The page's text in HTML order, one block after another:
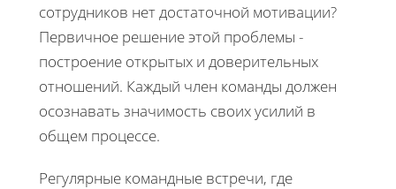
сотрудников нет достаточной мотивации?
Первичное решение этой проблемы -
построение открытых и доверительных
отношений. Каждый член команды должен
осознавать значимость своих усилий в
общем процессе.
Регулярные командные встречи, где